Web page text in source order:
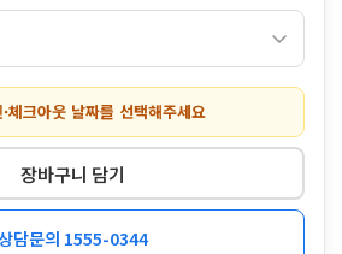
체크아웃 날짜를 선택해주세요
장바구니 담기
담문의 1555-0344